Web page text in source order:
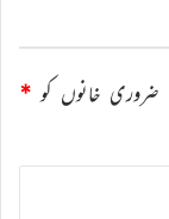
ضروری خانوں کو *